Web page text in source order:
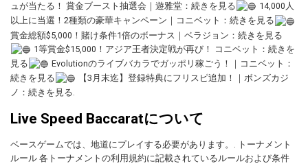
ュが当たる！ 賞金ブースト抽選会｜遊雅堂：続きを見る
14,000人
以上に当選！2種類の豪華キャンペーン｜コニベット：続きを見る
賞金総額$5,000！賭け条件1倍のボーナス｜ベラジョン：続きを見る
1等賞金$15,000！アジア王者決定戦が再び！ コニベット：続きを
見る
Evolutionのライブバカラでガッポリ稼ごう！｜コニベット：
続きを見る
【3月末迄】登録特典にフリスピ追加！｜ボンズカジ
ノ：続きを見る.
Live Speed Baccaratについて
ベースゲームでは、地道にプレイする必要があります。. トーナメント
ルール 各トーナメントの利用規約に記載されているルールおよび条件